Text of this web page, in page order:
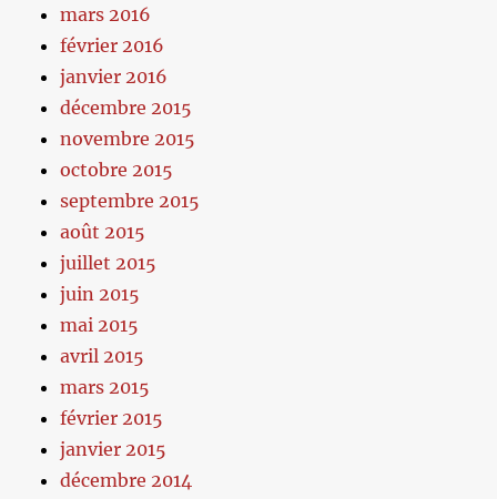
mars 2016
février 2016
janvier 2016
décembre 2015
novembre 2015
octobre 2015
septembre 2015
août 2015
juillet 2015
juin 2015
mai 2015
avril 2015
mars 2015
février 2015
janvier 2015
décembre 2014